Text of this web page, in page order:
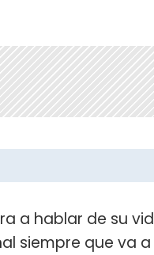
a hablar de su
siempre que va